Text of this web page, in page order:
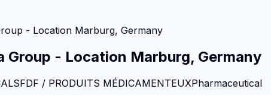
- Location Marburg, Germany
Group - Location Marburg, Germany
FDF / PRODUITS MÉDICAMENTEUXPharmaceutical